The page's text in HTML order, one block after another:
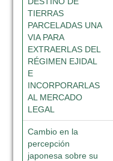
TIERRAS
PARCELADAS UNA
VIA PARA
EXTRAERLAS DEL
RÉGIMEN EJIDAL
E
INCORPORARLAS
AL MERCADO
LEGAL
Cambio en la
percepción
japonesa sobre su